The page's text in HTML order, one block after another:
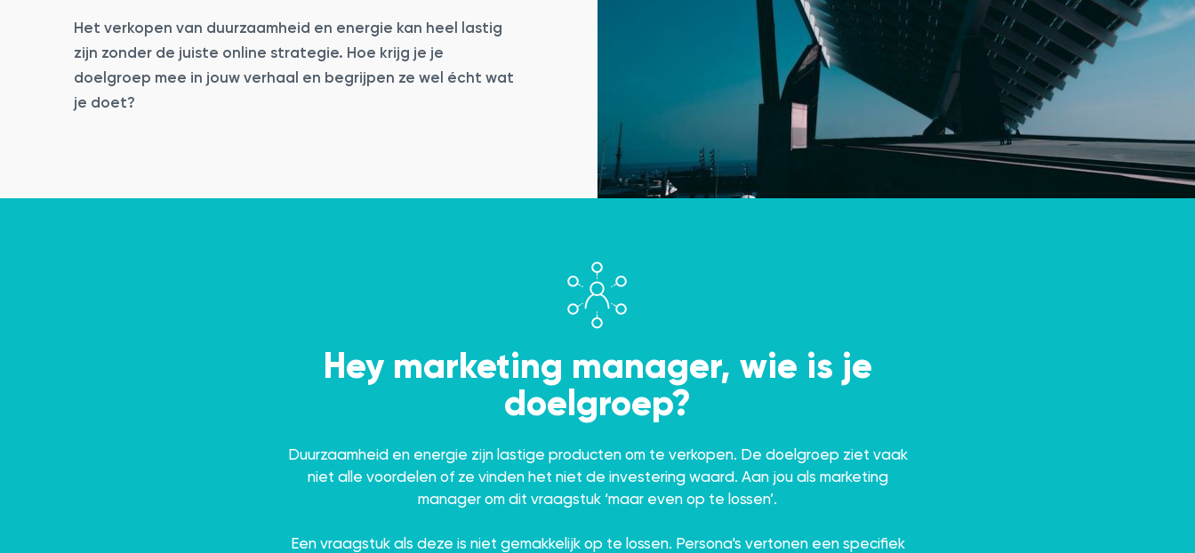
Het verkopen van duurzaamheid en energie kan heel lastig
zijn zonder de juiste online strategie. Hoe krijg je je
doelgroep mee in jouw verhaal en begrijpen ze wel écht wat
je doet?
Hey marketing manager, wie is je
doelgroep?
Duurzaamheid en energie zijn lastige producten om te verkopen. De doelgroep ziet vaak
niet alle voordelen of ze vinden het niet de investering waard. Aan jou als marketing
manager om dit vraagstuk ‘maar even op te lossen’.
Een vraagstuk als deze is niet gemakkelijk op te lossen. Persona's vertonen een specifiek